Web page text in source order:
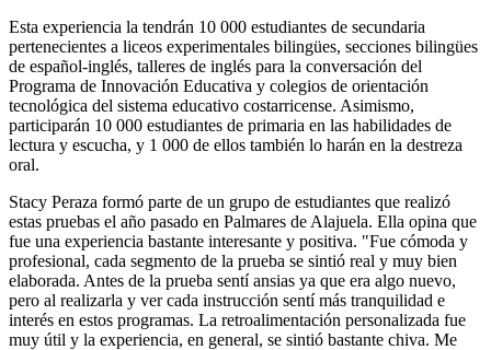
Esta experiencia la tendrán 10 000 estudiantes de secundaria
pertenecientes a liceos experimentales bilingües, secciones bilingües
de español-inglés, talleres de inglés para la conversación del
Programa de Innovación Educativa y colegios de orientación
tecnológica del sistema educativo costarricense. Asimismo,
participarán 10 000 estudiantes de primaria en las habilidades de
lectura y escucha, y 1 000 de ellos también lo harán en la destreza
oral.
Stacy Peraza formó parte de un grupo de estudiantes que realizó
estas pruebas el año pasado en Palmares de Alajuela. Ella opina que
fue una experiencia bastante interesante y positiva. "Fue cómoda y
profesional, cada segmento de la prueba se sintió real y muy bien
elaborada. Antes de la prueba sentí ansias ya que era algo nuevo,
pero al realizarla y ver cada instrucción sentí más tranquilidad e
interés en estos programas. La retroalimentación personalizada fue
muy útil y la experiencia, en general, se sintió bastante chiva. Me